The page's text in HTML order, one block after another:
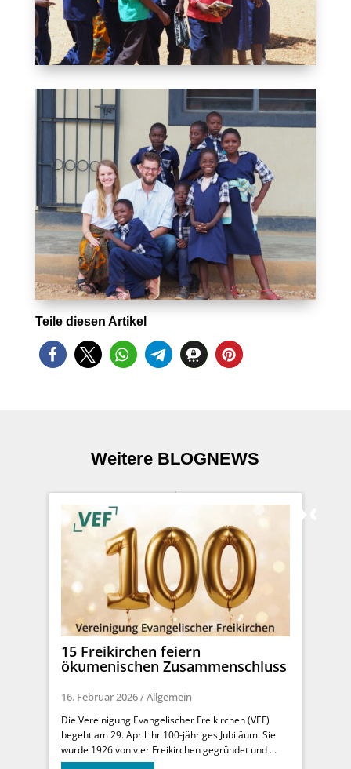
Teile diesen Artikel
Weitere BLOGNEWS
15 Freikirchen feiern
ökumenischen Zusammenschluss
16. Februar 2026/Allgemein
Die Vereinigung Evangelischer Freikirchen (VEF)
begeht am 29. April ihr 100-jähriges Jubiläum. Sie
wurde 1926 von vier Freikirchen gegründet und ...